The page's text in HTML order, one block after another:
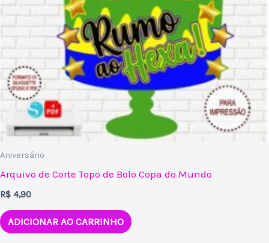
Aniversário
Arquivo de Corte Topo de Bolo Copa do Mundo
R$ 4,90
ADICIONAR AO CARRINHO